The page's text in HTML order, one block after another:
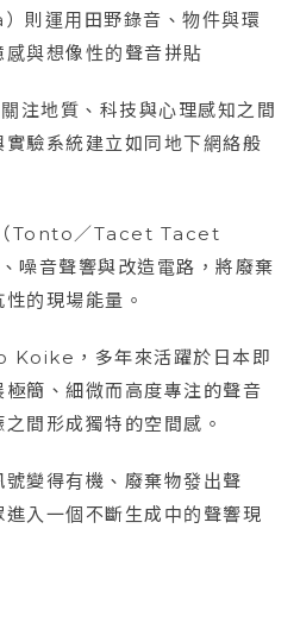
運用田野錄音、物件與環
與想像性的聲音拼貼
地質、科技與心理感知之間
驗系統建立如同地下網絡般
Tonto／Tacet Tacet
音聲響與改造電路，將廢棄
的現場能量。
，多年來活躍於日本即
簡、細微而高度專注的聲音
間形成獨特的空間感。
變得有機、廢棄物發出聲
入一個不斷生成中的聲響現